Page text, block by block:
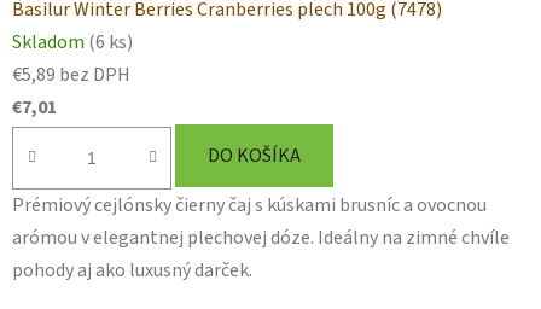
Basilur Winter Berries Cranberries plech 100g (7478)
Skladom (6 ks)
€5,89 bez DPH
€7,01
DO KOŠÍKA
Prémiový cejlónsky čierny čaj s kúskami brusníc a ovocnou
arómou v elegantnej plechovej dóze. Ideálny na zimné chvíle
pohody aj ako luxusný darček.